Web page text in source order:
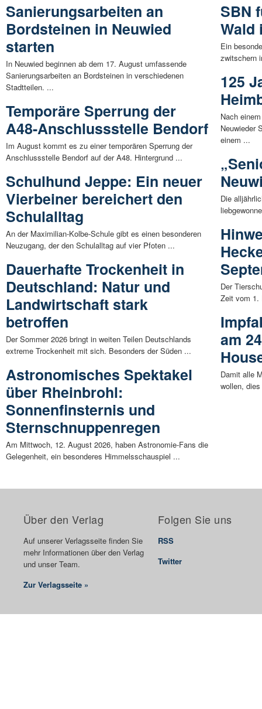
Sanierungsarbeiten an
Bordsteinen in Neuwied
starten
In Neuwied beginnen ab dem 17. August umfassende
Sanierungsarbeiten an Bordsteinen in verschiedenen
Stadtteilen. ...
Temporäre Sperrung der
A48-Anschlussstelle Bendorf
Im August kommt es zu einer temporären Sperrung der
Anschlussstelle Bendorf auf der A48. Hintergrund ...
Schulhund Jeppe: Ein neuer
Vierbeiner bereichert den
Schulalltag
An der Maximilian-Kolbe-Schule gibt es einen besonderen
Neuzugang, der den Schulalltag auf vier Pfoten ...
Dauerhafte Trockenheit in
Deutschland: Natur und
Landwirtschaft stark
betroffen
Der Sommer 2026 bringt in weiten Teilen Deutschlands
extreme Trockenheit mit sich. Besonders der Süden ...
Astronomisches Spektakel
über Rheinbrohl:
Sonnenfinsternis und
Sternschnuppenregen
Am Mittwoch, 12. August 2026, haben Astronomie-Fans die
Gelegenheit, ein besonderes Himmelsschauspiel ...
SBN
Wald
Ein
zwitschern
125
Nach
Neuwieder
einem ...
Die
Der
Zeit vom 1.
am
Damit alle
wollen,
Über den Verlag
Auf unserer Verlagsseite finden Sie
mehr Informationen über den Verlag
und unser Team.
Zur Verlagsseite »
Folgen Sie uns
RSS
Twitter